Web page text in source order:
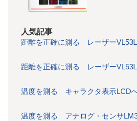
人気記事
距離を正確に測る レーザー
距離を正確に測る レーザー
温度を測る キャラクタ表示LCD
温度を測る アナログ・センサ